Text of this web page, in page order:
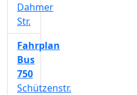
Dahmer
Str.
Fahrplan
Bus
750
Schützenstr.